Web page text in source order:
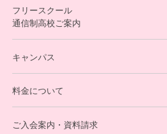
フリースクール
通信制高校ご案内
オンラインコース
eスポーツコース
キャンパス
料金について
ご入会案内・資料請求